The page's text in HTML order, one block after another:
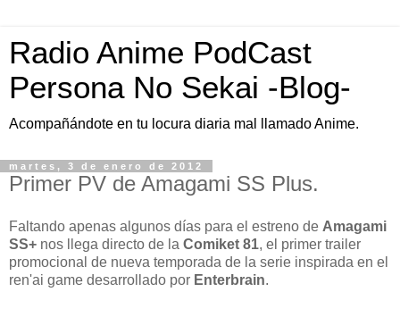
Radio Anime PodCast
Persona No Sekai -Blog-
Acompañándote en tu locura diaria mal llamado Anime.
martes, 3 de enero de 2012
Primer PV de Amagami SS Plus.
Faltando apenas algunos días para el estreno de Amagami
SS+ nos llega directo de la Comiket 81, el primer trailer
promocional de nueva temporada de la serie inspirada en el
ren'ai game desarrollado por Enterbrain.